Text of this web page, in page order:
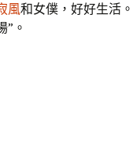
風和女僕，好好生活
”。